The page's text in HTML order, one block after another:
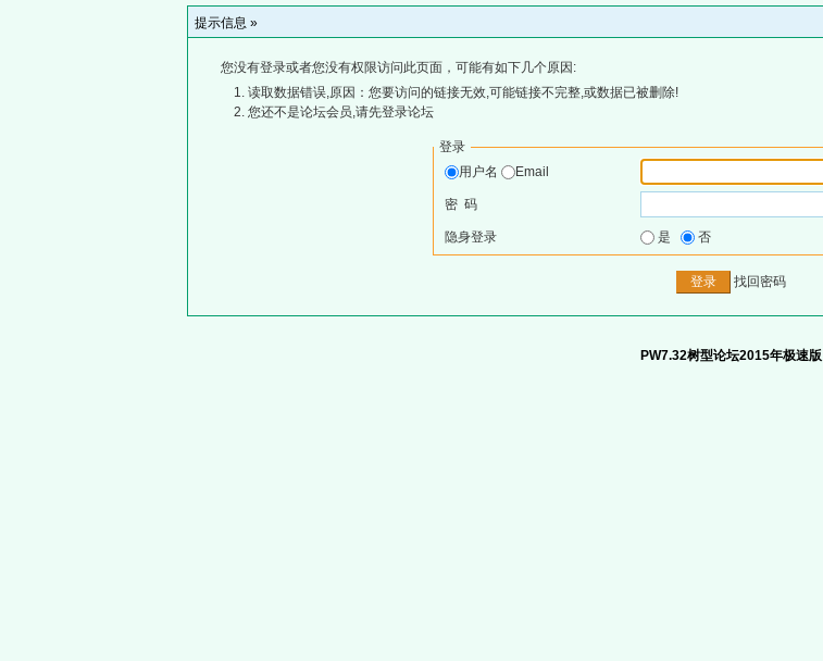
提示信息 »
您没有登录或者您没有权限访问此页面，可能有如下几个原因:
读取数据错误,原因：您要访问的链接无效,可能链接不完整,或数据已被删除!
您还不是论坛会员,请先登录论坛
登录
用户名
Email
密 码
隐身登录 是 否
找回密码
PW7.32树型论坛2015年极速版